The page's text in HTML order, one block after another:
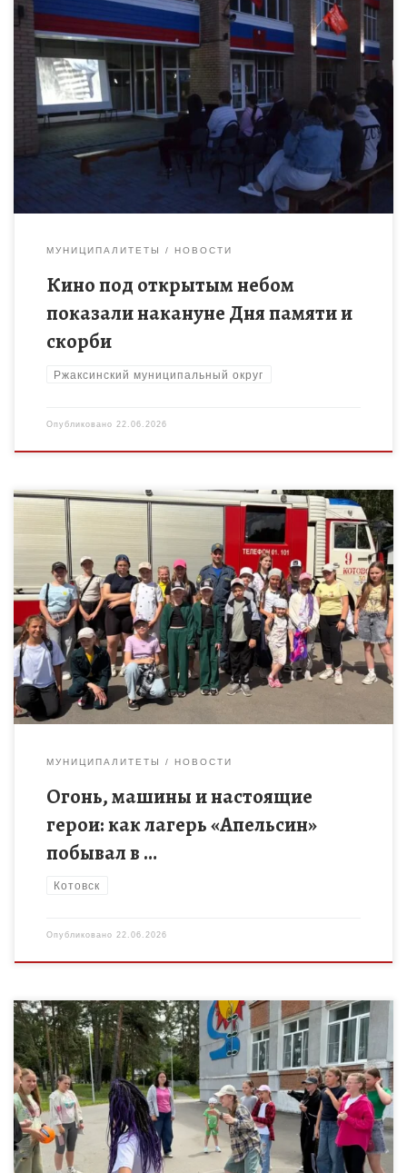
Дом детского творчества принял активное участие в
просмотре легендарного советского художественного
фильма «В бой идут одни старики». Кино под открытым
небом: «В бой идут одни […]
МУНИЦИПАЛИТЕТЫ НОВОСТИ
Кино под открытым небом
показали накануне Дня памяти и
скорби
Ржаксинский муниципальный округ
Опубликовано 22.06.2026
Каждый год ребята из лагеря дневного пребывания
«Апельсин» Дома детского творчества отправляются в
увлекательное путешествие — в пожарную часть № 9. И в этот
раз […]
МУНИЦИПАЛИТЕТЫ НОВОСТИ
Огонь, машины и настоящие
герои: как лагерь «Апельсин»
побывал в …
Котовск
Опубликовано 22.06.2026
Сегодня в нашем лагере дневного пребывания «Апельсин»
прошло невероятно атмосферное и познавательное
мероприятие — путешествие «В мире подвижных игр народов
Поволжья»! Ребята разделились на команды […]